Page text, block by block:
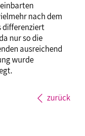
nach dem
differenziert
nur so die
ausreichend
wurde
zurück